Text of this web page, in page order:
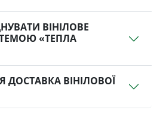
ВІНІЛОВЕ
«ТЕПЛА
ДОСТАВКА ВІНІЛОВОЇ